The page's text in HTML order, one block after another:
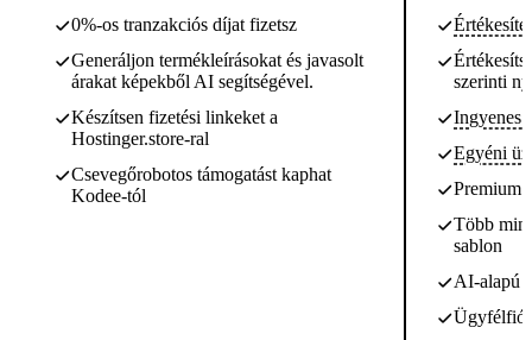
0%-os tranzakciós díjat fizetsz
Generáljon termékleírásokat és javasolt
árakat képekből AI segítségével.
Készítsen fizetési linkeket a
Hostinger.store-ral
Csevegőrobotos támogatást kaphat
Kodee-tól
szerinti
Ingyenes
Egyéni
Premium
Több
sablon
AI-alapú